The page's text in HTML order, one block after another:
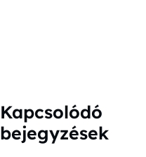
Kapcsolódó
bejegyzések